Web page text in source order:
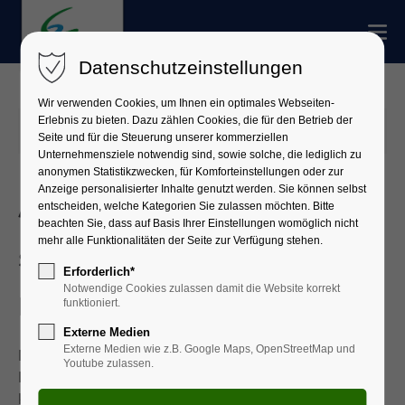
23.07.2025 12:38
Auch Landkreis Miltenberg
stellt derzeit keinen
Biosphären-Antrag
Mehrheitlich hat sich der Miltenberger Kreistag am
Dienstag, 22. Juli, dafür ausgesprochen, derzeit
keinen Antrag auf Anerkennung als Biosphärenregion
Datenschutzeinstellungen
Wir verwenden Cookies, um Ihnen ein optimales Webseiten-
Erlebnis zu bieten. Dazu zählen Cookies, die für den Betrieb der
Seite und für die Steuerung unserer kommerziellen
Unternehmensziele notwendig sind, sowie solche, die lediglich zu
anonymen Statistikzwecken, für Komforteinstellungen oder zur
Anzeige personalisierter Inhalte genutzt werden. Sie können selbst
entscheiden, welche Kategorien Sie zulassen möchten. Bitte
beachten Sie, dass auf Basis Ihrer Einstellungen womöglich nicht
mehr alle Funktionalitäten der Seite zur Verfügung stehen.
Erforderlich*
Notwendige Cookies zulassen damit die Website korrekt
funktioniert.
Externe Medien
Externe Medien wie z.B. Google Maps, OpenStreetMap und
Youtube zulassen.